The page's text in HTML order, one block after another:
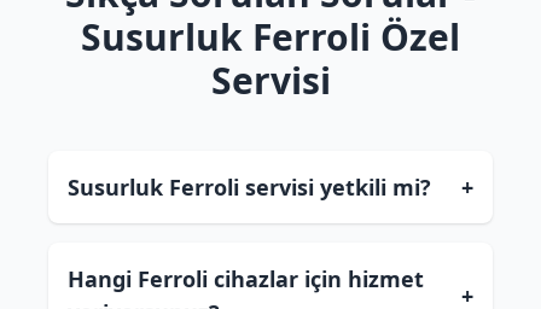
Susurluk Ferroli Özel
Servisi
Susurluk Ferroli servisi yetkili mi? +
Hangi Ferroli cihazlar için hizmet
+